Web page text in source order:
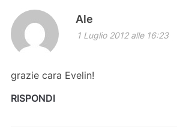
Ale
1 Luglio 2012 alle 16:23
grazie cara Evelin!
RISPONDI